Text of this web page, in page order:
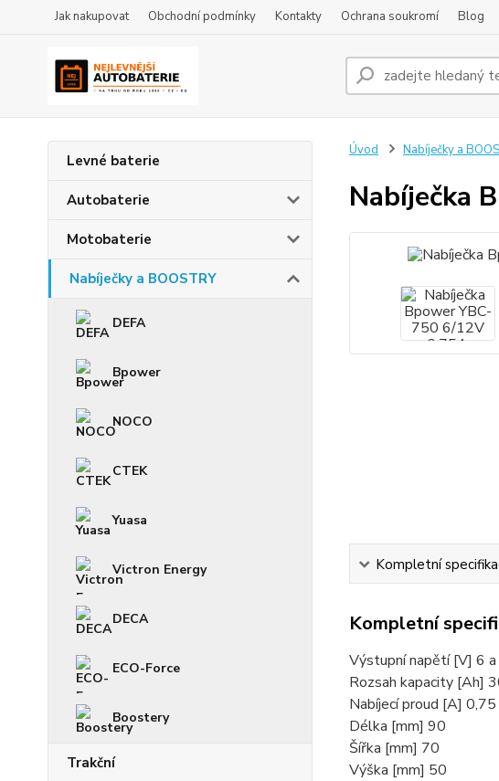
Jak nakupovat Obchodní podmínky Kontakty Ochrana soukromí Blog
Levné baterie
Autobaterie
Motobaterie
Nabíječky a BOOSTRY
DEFA
Bpower
NOCO
CTEK
Yuasa
Victron Energy
DECA
ECO-Force
Boostery
Trakční
Úvod Nabíječky a
Nabíječka
Kompletní
Kompletní
Výstupní napětí­ [V] 6
Rozsah kapacity [Ah]
Nabíjecí proud [A] 0,75
Délka [mm] 90
Šířka [mm] 70
Výška [mm] 50